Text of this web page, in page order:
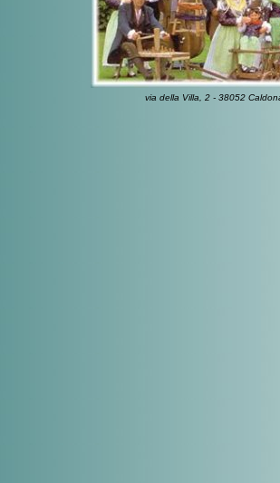
via della Villa, 2 - 38052